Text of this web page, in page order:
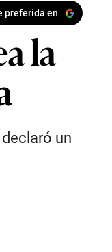
preferida en
la
un